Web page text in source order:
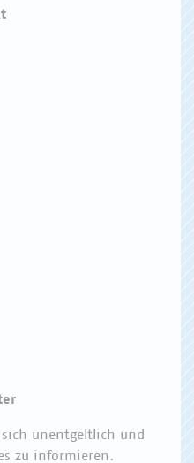
unentgeltlich und
zu informieren.